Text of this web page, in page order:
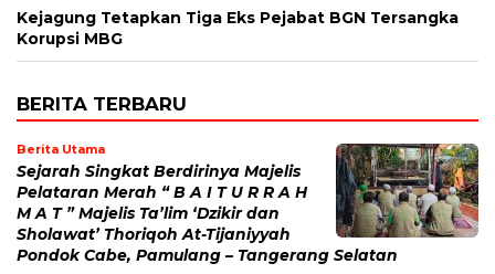
Kejagung Tetapkan Tiga Eks Pejabat BGN Tersangka
Korupsi MBG
BERITA TERBARU
Berita Utama
Sejarah Singkat Berdirinya Majelis
Pelataran Merah “ B A I T U R R A H
M A T ” Majelis Ta’lim ‘Dzikir dan
Sholawat’ Thoriqoh At-Tijaniyyah
Pondok Cabe, Pamulang – Tangerang Selatan